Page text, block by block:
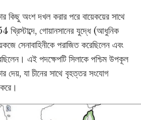
কিছু অংশ দখল করার পরে বায়েকয়ের সাথে
গোয়ানসানের যুদ্ধে (আধুনিক
সেনাবাহিনীকে পরাজিত করেছিলেন এবং
এই পদক্ষেপটি সিলাকে পশ্চিম উপকূল
দেয়, যা চীনের সাথে বৃহত্তর সংযোগ